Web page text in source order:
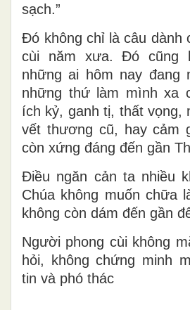
sạch.”
Đó không chỉ là câu dành
cùi năm xưa. Đó cũng
những ai hôm nay đang
những thứ làm mình xa
ích kỷ, ganh tị, thất vọng,
vết thương cũ, hay cảm
còn xứng đáng đến gần
Điều ngăn cản ta nhiều
Chúa không muốn chữa
không còn dám đến gần
Người phong cùi không
hỏi, không chứng minh
tin và phó thác